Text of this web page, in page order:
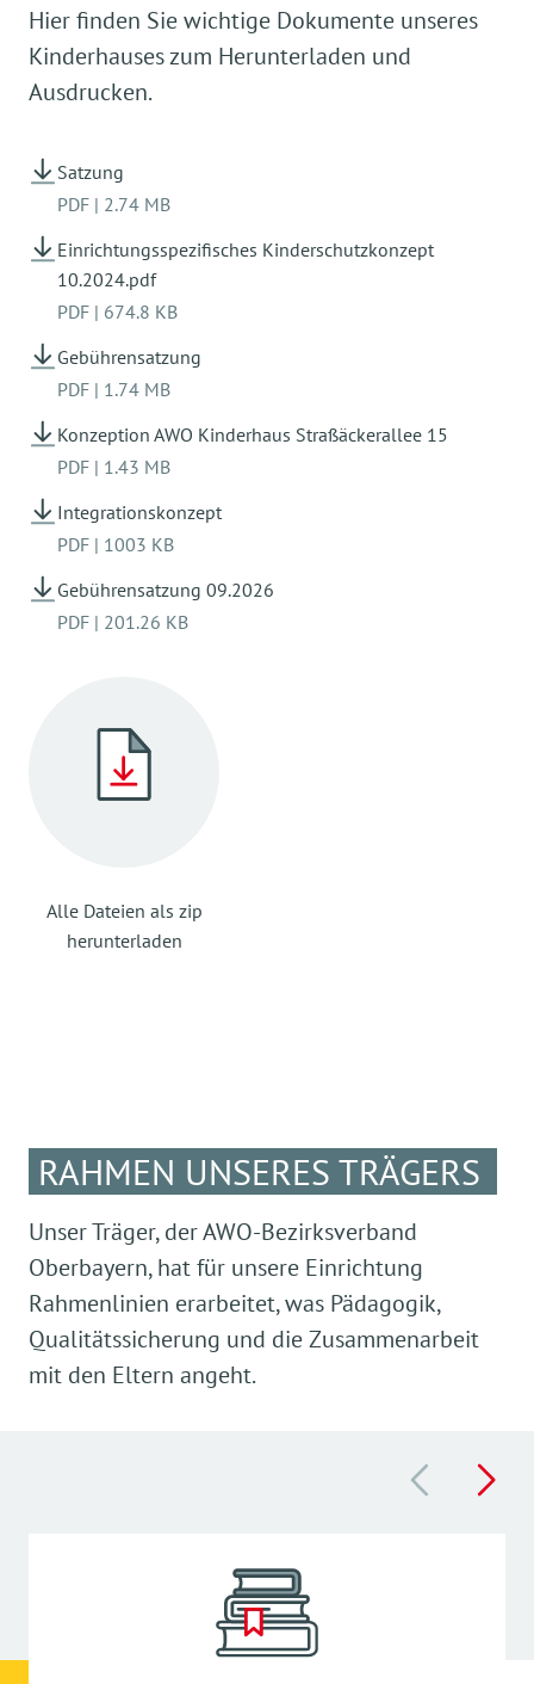
Hier finden Sie wichtige Dokumente unseres
Kinderhauses zum Herunterladen und
Ausdrucken.
Satzung
PDF | 2.74 MB
Einrichtungsspezifisches Kinderschutzkonzept
10.2024.pdf
PDF | 674.8 KB
Gebührensatzung
PDF | 1.74 MB
Konzeption AWO Kinderhaus Straßäckerallee 15
PDF | 1.43 MB
Integrationskonzept
PDF | 1003 KB
Gebührensatzung 09.2026
PDF | 201.26 KB
Alle Dateien als zip
herunterladen
RAHMEN UNSERES TRÄGERS
Unser Träger, der AWO-Bezirksverband
Oberbayern, hat für unsere Einrichtung
Rahmenlinien erarbeitet, was Pädagogik,
Qualitätssicherung und die Zusammenarbeit
mit den Eltern angeht.